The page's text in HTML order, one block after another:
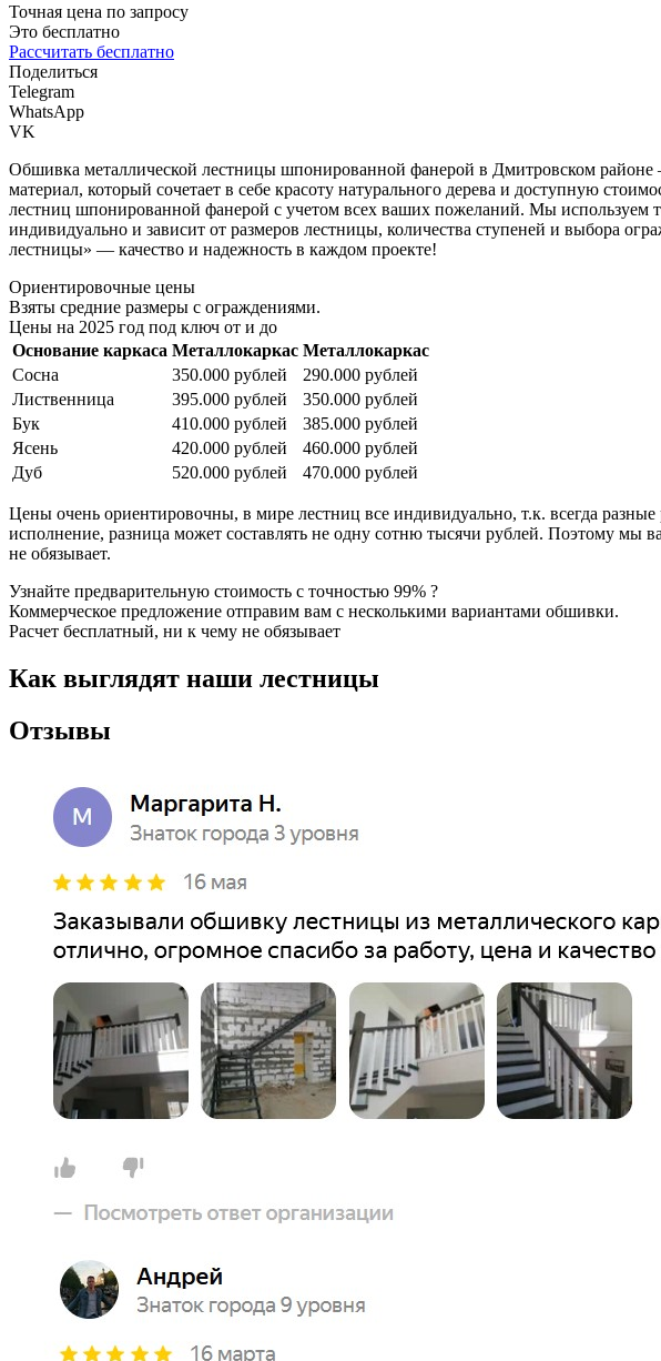
Точная цена по запросу
Это бесплатно
Рассчитать бесплатно
Поделиться
Telegram
WhatsApp
VK
Обшивка металлической лестницы шпонированной фанерой в Дмитровском
материал, который сочетает в себе красоту натурального дерева и доступную
лестниц шпонированной фанерой с учетом всех ваших пожеланий. Мы используем
индивидуально и зависит от размеров лестницы, количества ступеней и выбора
лестницы» — качество и надежность в каждом проекте!
Ориентировочные цены
Взяты средние размеры с ограждениями.
Цены на 2025 год под ключ от и до
Основание каркаса Металлокаркас Металлокаркас
Сосна
350.000 рублей
290.000 рублей
Лиственница
395.000 рублей
350.000 рублей
Бук
410.000 рублей
385.000 рублей
Ясень
420.000 рублей
460.000 рублей
Дуб
520.000 рублей 470.000 рублей
Цены очень ориентировочны, в мире лестниц все индивидуально, т.к. всегда
исполнение, разница может составлять не одну сотню тысячи рублей. Поэтому мы
не обязывает.
Узнайте предварительную стоимость с точностью 99% ?
Коммерческое предложение отправим вам с несколькими вариантами обшивки.
Расчет бесплатный, ни к чему не обязывает
Как выглядят наши лестницы
Отзывы